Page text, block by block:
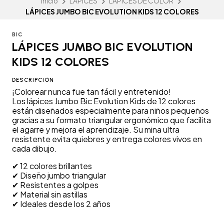
LÁPICES JUMBO BIC EVOLUTION KIDS 12 COLORES
BIC
LÁPICES JUMBO BIC EVOLUTION
KIDS 12 COLORES
DESCRIPCIÓN
¡Colorear nunca fue tan fácil y entretenido!
Los lápices Jumbo Bic Evolution Kids de 12 colores
están diseñados especialmente para niños pequeños
gracias a su formato triangular ergonómico que facilita
el agarre y mejora el aprendizaje. Su mina ultra
resistente evita quiebres y entrega colores vivos en
cada dibujo.
✔ 12 colores brillantes
✔ Diseño jumbo triangular
✔ Resistentes a golpes
✔ Material sin astillas
✔ Ideales desde los 2 años